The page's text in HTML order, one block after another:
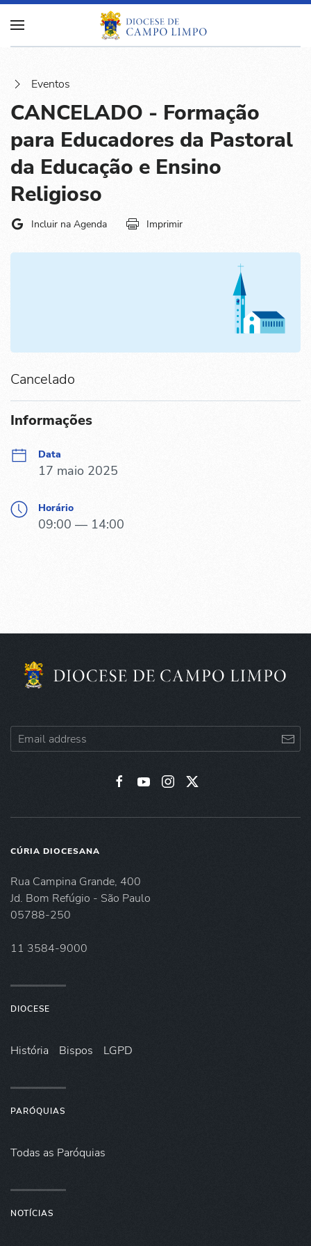
Eventos
CANCELADO - Formação
para Educadores da Pastoral
da Educação e Ensino
Religioso
Incluir na Agenda Imprimir
Cancelado
Informações
Data
17 maio 2025
Horário
09:00 — 14:00
CÚRIA DIOCESANA
Rua Campina Grande, 400
Jd. Bom Refúgio - São Paulo
05788-250
11 3584-9000
DIOCESE
História Bispos LGPD
PARÓQUIAS
Todas as Paróquias
NOTÍCIAS